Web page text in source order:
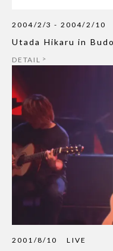
2004/2/3 - 2004/2/10
Utada Hikaru in
DETAIL
2001/8/10 LIVE